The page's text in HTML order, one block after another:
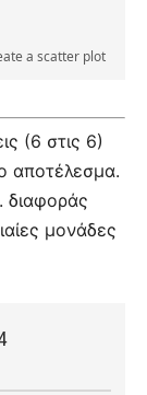
(6 στις 6)
αποτέλεσμα.
διαφοράς
μονάδες